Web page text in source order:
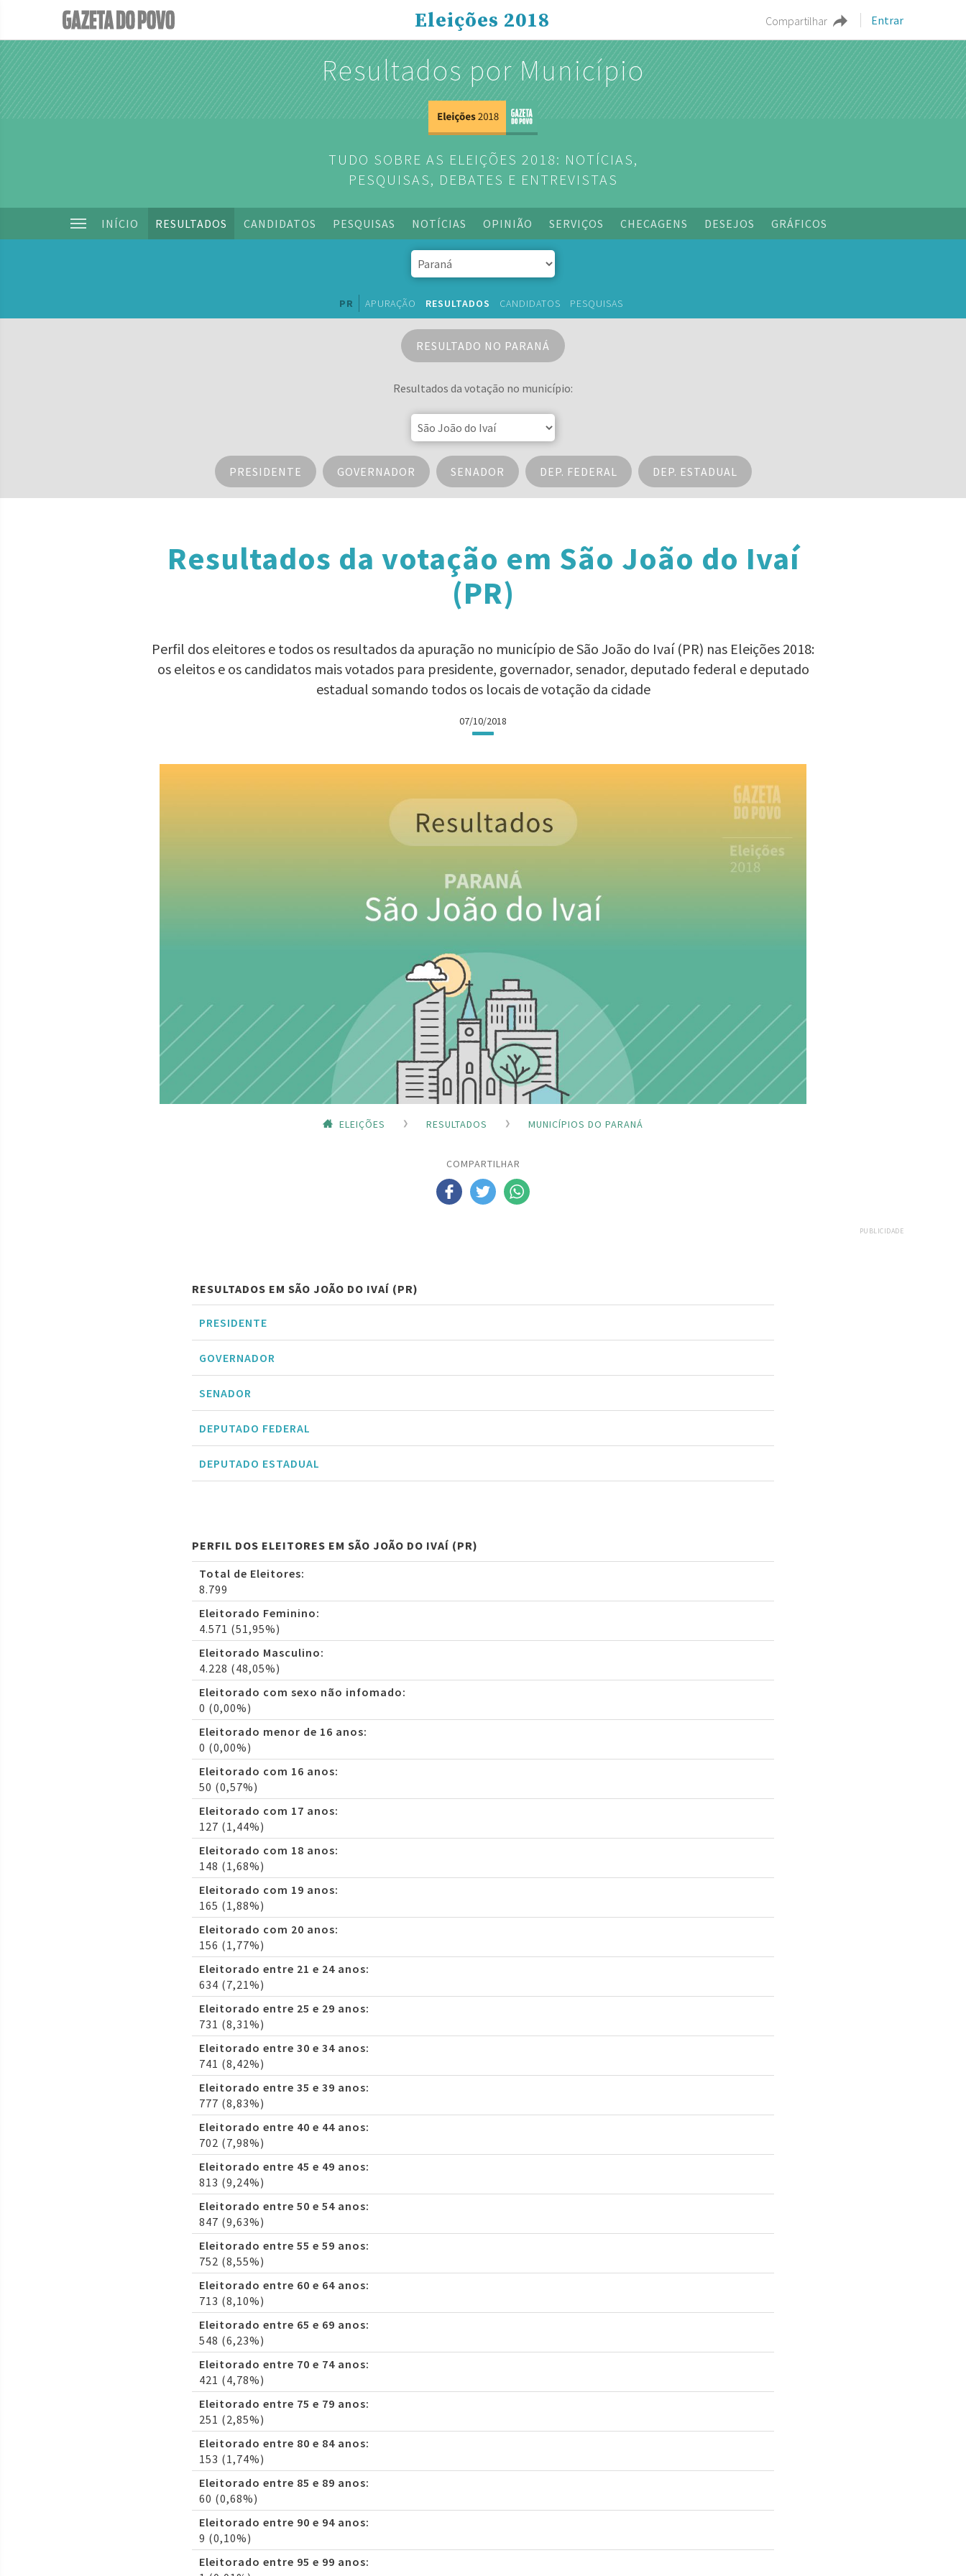
Compartilhar Entrar
Eleições 2018
Resultados por Município
TUDO SOBRE AS ELEIÇÕES 2018: NOTÍCIAS,
PESQUISAS, DEBATES E ENTREVISTAS
INÍCIO RESULTADOS CANDIDATOS PESQUISAS NOTÍCIAS OPINIÃO SERVIÇOS CHECAGENS DESEJOS GRÁFICOS
PR APURAÇÃO RESULTADOS CANDIDATOS PESQUISAS
RESULTADO NO PARANÁ
Resultados da votação no município:
PRESIDENTE GOVERNADOR SENADOR DEP. FEDERAL DEP. ESTADUAL
Resultados da votação em São João do Ivaí
(PR)
Perfil dos eleitores e todos os resultados da apuração no município de São João do Ivaí (PR) nas Eleições 2018:
os eleitos e os candidatos mais votados para presidente, governador, senador, deputado federal e deputado
estadual somando todos os locais de votação da cidade
07/10/2018
ELEIÇÕES RESULTADOS MUNICÍPIOS DO PARANÁ
COMPARTILHAR
PUBLICIDADE
RESULTADOS EM SÃO JOÃO DO IVAÍ (PR)
PRESIDENTE
GOVERNADOR
SENADOR
DEPUTADO FEDERAL
DEPUTADO ESTADUAL
PERFIL DOS ELEITORES EM SÃO JOÃO DO IVAÍ (PR)
Total de Eleitores:
8.799
Eleitorado Feminino:
4.571 (51,95%)
Eleitorado Masculino:
4.228 (48,05%)
Eleitorado com sexo não infomado:
0 (0,00%)
Eleitorado menor de 16 anos:
0 (0,00%)
Eleitorado com 16 anos:
50 (0,57%)
Eleitorado com 17 anos:
127 (1,44%)
Eleitorado com 18 anos:
148 (1,68%)
Eleitorado com 19 anos:
165 (1,88%)
Eleitorado com 20 anos:
156 (1,77%)
Eleitorado entre 21 e 24 anos:
634 (7,21%)
Eleitorado entre 25 e 29 anos:
731 (8,31%)
Eleitorado entre 30 e 34 anos:
741 (8,42%)
Eleitorado entre 35 e 39 anos:
777 (8,83%)
Eleitorado entre 40 e 44 anos:
702 (7,98%)
Eleitorado entre 45 e 49 anos:
813 (9,24%)
Eleitorado entre 50 e 54 anos:
847 (9,63%)
Eleitorado entre 55 e 59 anos:
752 (8,55%)
Eleitorado entre 60 e 64 anos:
713 (8,10%)
Eleitorado entre 65 e 69 anos:
548 (6,23%)
Eleitorado entre 70 e 74 anos:
421 (4,78%)
Eleitorado entre 75 e 79 anos:
251 (2,85%)
Eleitorado entre 80 e 84 anos:
153 (1,74%)
Eleitorado entre 85 e 89 anos:
60 (0,68%)
Eleitorado entre 90 e 94 anos:
9 (0,10%)
Eleitorado entre 95 e 99 anos: